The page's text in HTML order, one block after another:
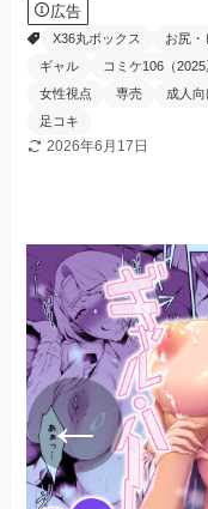
広告
X36丸ボックス お尻・
ギャル
コミケ106（2025
女性視点
専売 成人向
足コキ
2026年6月17日